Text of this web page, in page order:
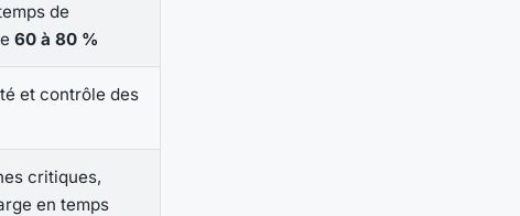
de
60 à 80 %
et contrôle des
critiques,
en temps